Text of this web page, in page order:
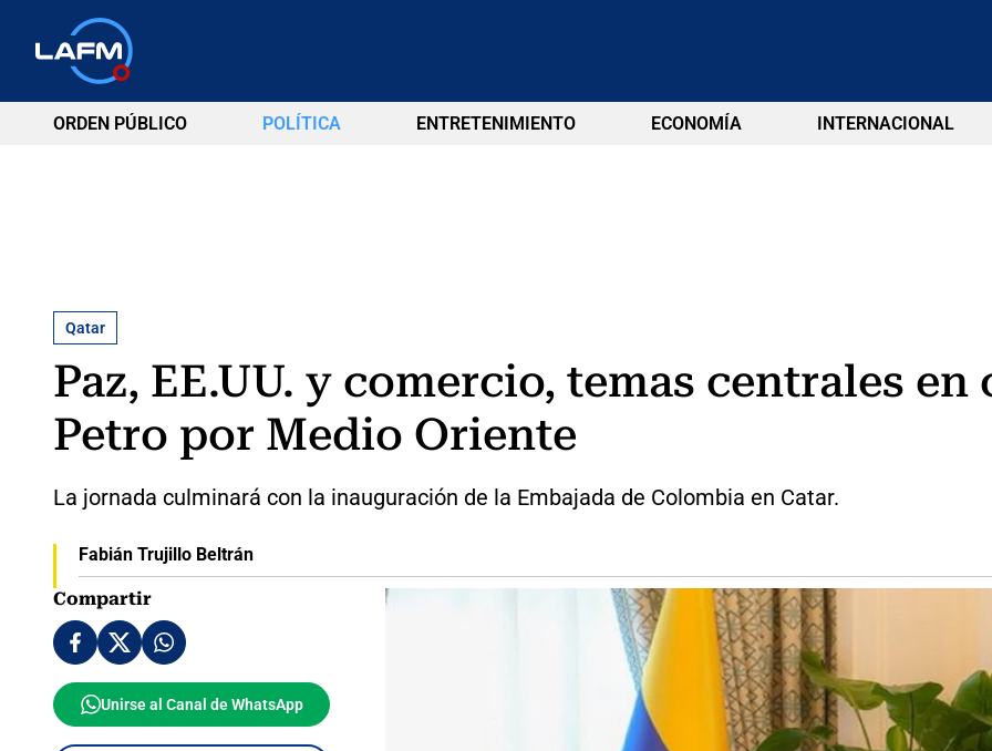
ORDEN PÚBLICO POLÍTICA ENTRETENIMIENTO ECONOMÍA INTERNACIONAL
Qatar
Paz, EE.UU. y comercio, temas centrales
Petro por Medio Oriente
La jornada culminará con la inauguración de la Embajada de Colombia en Catar.
Fabián Trujillo Beltrán
Compartir
Unirse al Canal de WhatsApp